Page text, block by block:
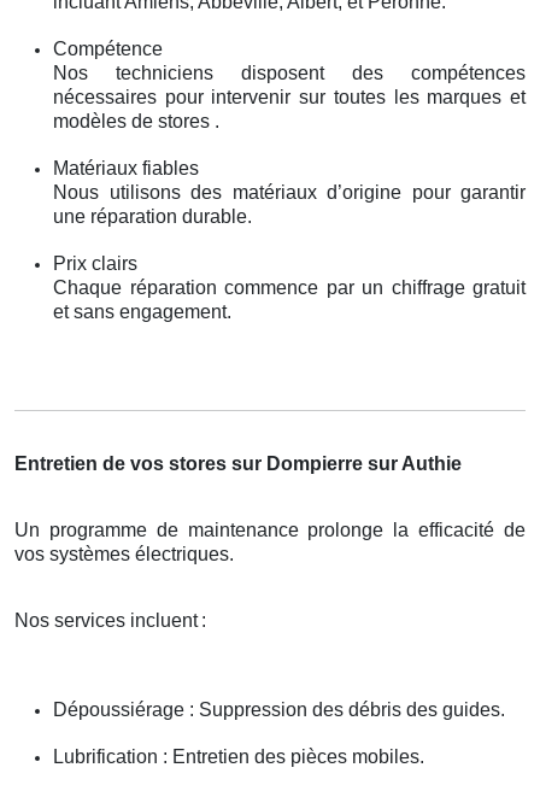
Compétence
Nos techniciens disposent des compétences
nécessaires pour intervenir sur toutes les marques et
modèles de stores .
Matériaux fiables
Nous utilisons des matériaux d’origine pour garantir
une réparation durable.
Prix clairs
Chaque réparation commence par un chiffrage gratuit
et sans engagement.
Entretien de vos stores sur Dompierre sur Authie
Un programme de maintenance prolonge la efficacité de
vos systèmes électriques.
Nos services incluent :
Dépoussiérage : Suppression des débris des guides.
Lubrification : Entretien des pièces mobiles.